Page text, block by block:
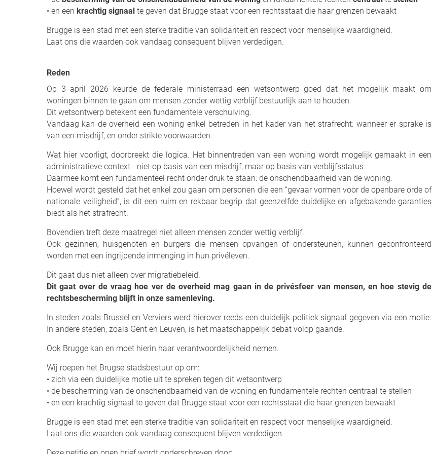
• en een krachtig signaal te geven dat Brugge staat voor een rechtsstaat die haar grenzen bewaakt
Brugge is een stad met een sterke traditie van solidariteit en respect voor menselijke waardigheid.
Laat ons die waarden ook vandaag consequent blijven verdedigen.
Reden
Op 3 april 2026 keurde de federale ministerraad een wetsontwerp goed dat het mogelijk maakt om
woningen binnen te gaan om mensen zonder wettig verblijf bestuurlijk aan te houden.
Dit wetsontwerp betekent een fundamentele verschuiving.
Vandaag kan de overheid een woning enkel betreden in het kader van het strafrecht: wanneer er sprake is
van een misdrijf, en onder strikte voorwaarden.
Wat hier voorligt, doorbreekt die logica. Het binnentreden van een woning wordt mogelijk gemaakt in een
administratieve context - niet op basis van een misdrijf, maar op basis van verblijfsstatus.
Daarmee komt een fundamenteel recht onder druk te staan: de onschendbaarheid van de woning.
Hoewel wordt gesteld dat het enkel zou gaan om personen die een “gevaar vormen voor de openbare orde of
nationale veiligheid”, is dit een ruim en rekbaar begrip dat geenzelfde duidelijke en afgebakende garanties
biedt als het strafrecht.
Bovendien treft deze maatregel niet alleen mensen zonder wettig verblijf.
Ook gezinnen, huisgenoten en burgers die mensen opvangen of ondersteunen, kunnen geconfronteerd
worden met een ingrijpende inmenging in hun privéleven.
Dit gaat dus niet alleen over migratiebeleid.
Dit gaat over de vraag hoe ver de overheid mag gaan in de privésfeer van mensen, en hoe stevig de
rechtsbescherming blijft in onze samenleving.
In steden zoals Brussel en Verviers werd hierover reeds een duidelijk politiek signaal gegeven via een motie.
In andere steden, zoals Gent en Leuven, is het maatschappelijk debat volop gaande.
Ook Brugge kan en moet hierin haar verantwoordelijkheid nemen.
Wij roepen het Brugse stadsbestuur op om:
• zich via een duidelijke motie uit te spreken tegen dit wetsontwerp
• de bescherming van de onschendbaarheid van de woning en fundamentele rechten centraal te stellen
• en een krachtig signaal te geven dat Brugge staat voor een rechtsstaat die haar grenzen bewaakt
Brugge is een stad met een sterke traditie van solidariteit en respect voor menselijke waardigheid.
Laat ons die waarden ook vandaag consequent blijven verdedigen.